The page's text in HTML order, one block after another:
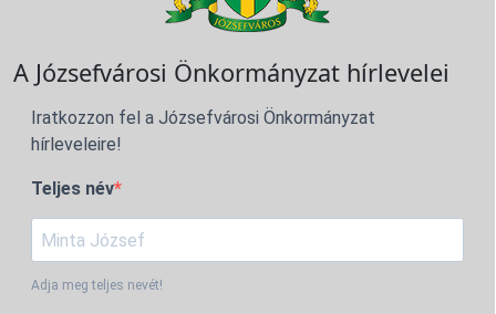
A Józsefvárosi Önkormányzat hírlevelei
Iratkozzon fel a Józsefvárosi Önkormányzat
hírleveleire!
Teljes név
Adja meg teljes nevét!